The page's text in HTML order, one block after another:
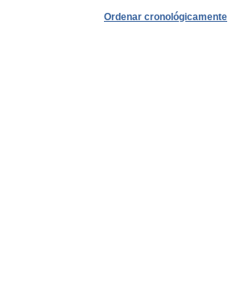
Ordenar cronológicamente